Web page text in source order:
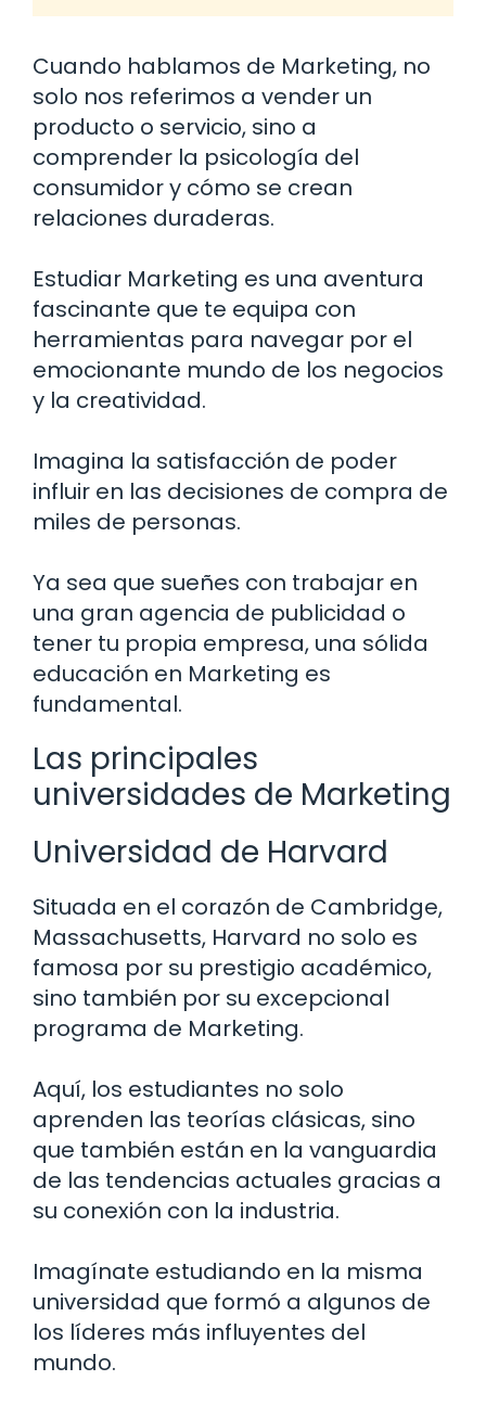
Cuando hablamos de Marketing, no
solo nos referimos a vender un
producto o servicio, sino a
comprender la psicología del
consumidor y cómo se crean
relaciones duraderas.
Estudiar Marketing es una aventura
fascinante que te equipa con
herramientas para navegar por el
emocionante mundo de los negocios
y la creatividad.
Imagina la satisfacción de poder
influir en las decisiones de compra de
miles de personas.
Ya sea que sueñes con trabajar en
una gran agencia de publicidad o
tener tu propia empresa, una sólida
educación en Marketing es
fundamental.
Las principales
universidades de Marketing
Universidad de Harvard
Situada en el corazón de Cambridge,
Massachusetts, Harvard no solo es
famosa por su prestigio académico,
sino también por su excepcional
programa de Marketing.
Aquí, los estudiantes no solo
aprenden las teorías clásicas, sino
que también están en la vanguardia
de las tendencias actuales gracias a
su conexión con la industria.
Imagínate estudiando en la misma
universidad que formó a algunos de
los líderes más influyentes del
mundo.